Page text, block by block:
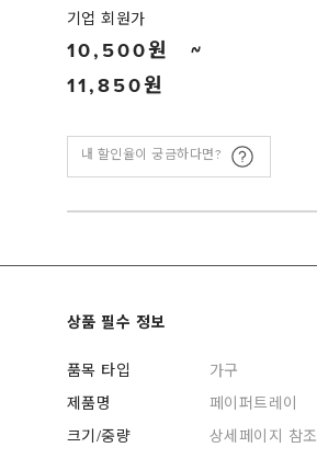
기업 회원가
10,500
11,850
내 할인율이 궁금하다면?
상품 필수 정보
품목 타입
가구
제품명
페이퍼트레이
크기/중량
상세페이지 참조